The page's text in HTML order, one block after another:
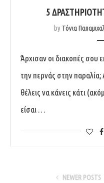
5
by Τόνια
Άρχισαν οι διακοπές σου
την περνάς στην
θέλεις να κάνεις κάτι
είσαι …
NEWER POSTS